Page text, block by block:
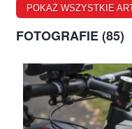
POKAŻ WSZYSTKIE
FOTOGRAFIE (85)